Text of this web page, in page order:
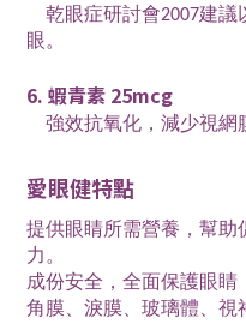
乾眼症研討會2007建議
眼。
6. 蝦青素 25mcg
強效抗氧化，減少視網
愛眼健特點
提供眼睛所需營養，幫助
力。
成份安全，全面保護眼睛
角膜、淚膜、玻璃體、視